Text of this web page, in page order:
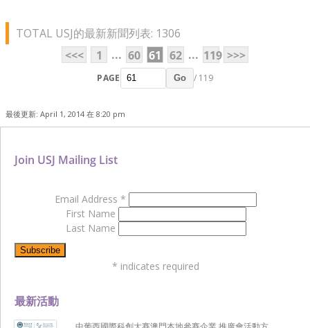
TOTAL USJ的最新新聞列表: 1306
<<<
1 ... 60 61 62 ... 119 >>>
PAGE Go / 119
最後更新: April 1, 2014 在 8:20 pm
最新活動
Join USJ Mailing List
Email Address *
First Name
Last Name
* indicates required